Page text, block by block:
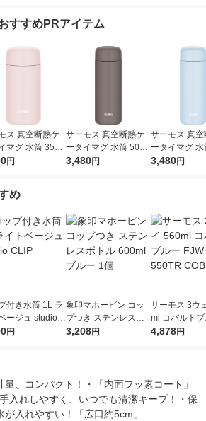
すすめPRアイテム
ス 真空断熱ケ
マグ 水筒 350
フトピンク JPB
円
サーモス 真空断熱ケ
ータイマグ 水筒 500
mL フォギーブラウン
3,480円
サーモス 真空
ータイマグ
mL ソフトブ
3,480円
め
付き水筒 1L ラ
ージュ studio C
円
象印マホービン コッ
プつき ステンレスボ
トル 600ml ブルー 1
3,208円
サーモス 3ウ
ml コバルト
Wー550TR
4,878円
量、コンパクト！・「内面フッ素コート」
入れしやすく、いつでも清潔キープ！・保
入れやすい！「広口約5cm」